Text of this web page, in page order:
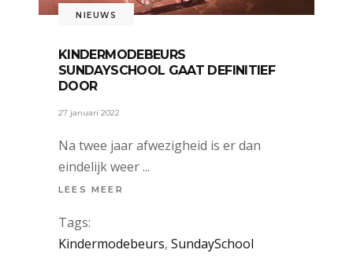
NIEUWS
KINDERMODEBEURS
SUNDAYSCHOOL GAAT DEFINITIEF
DOOR
27 januari 2022
Na twee jaar afwezigheid is er dan
eindelijk weer
LEES MEER
Tags:
Kindermodebeurs, SundaySchool